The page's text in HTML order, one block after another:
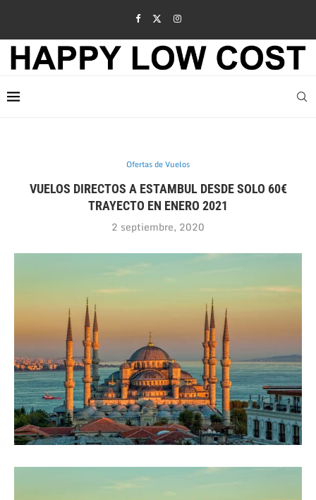
Ofertas de Vuelos
VUELOS DIRECTOS A ESTAMBUL DESDE SOLO 60€
TRAYECTO EN ENERO 2021
2 septiembre, 2020